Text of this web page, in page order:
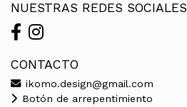
NUESTRAS REDES SOCIALES
CONTACTO
ikomo.design@gmail.com
Botón de arrepentimiento